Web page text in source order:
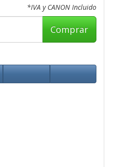
*IVA y CANON Incluido
Comprar